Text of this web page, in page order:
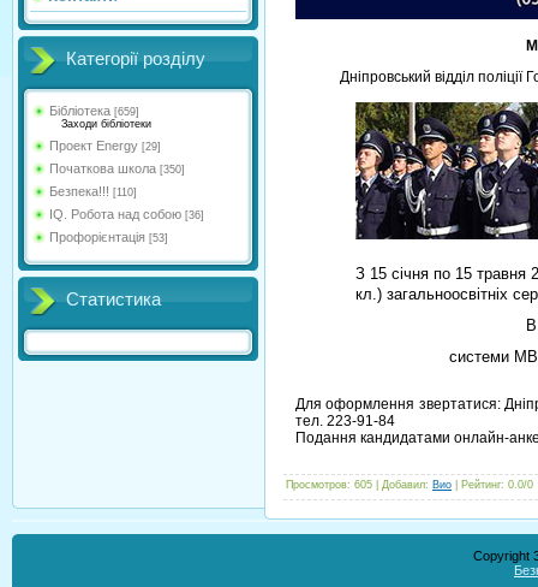
Категорії розділу
Бібліотека [659]
Заходи бібліотеки
Проект Energy [29]
Початкова школа [350]
Безпека!!! [110]
IQ. Робота над собою [36]
Профорієнтація [53]
Статистика
Дніпровський відділ поліції
З 15 січня по 15 травня
кл.) загальноосвітніх
системи
Для оформлення звертатися:
тел. 223-91-84
Подання кандидатами онлайн-
Просмотров: 605 Добавил: Вио Рейтинг: 0.0/0
Copyright